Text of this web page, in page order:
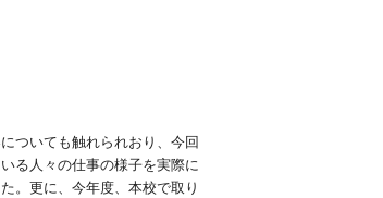
ついても触れられおり、今回
る人々の仕事の様子を実際に
。更に、今年度、本校で取り